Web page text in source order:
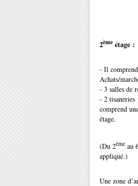
2ème étage :
- Il
Achats/
- 3 salles de
- 2 tisaneries
comprend
étage.
(Du 2ème au
appliqué.)
Une zone